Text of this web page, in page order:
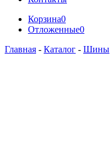
Корзина0
Отложенные0
Главная - Каталог - Шины